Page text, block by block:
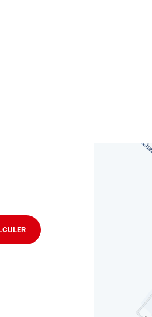
volontaire / partiel
VITATERNE
JUSQU'AU
POINT